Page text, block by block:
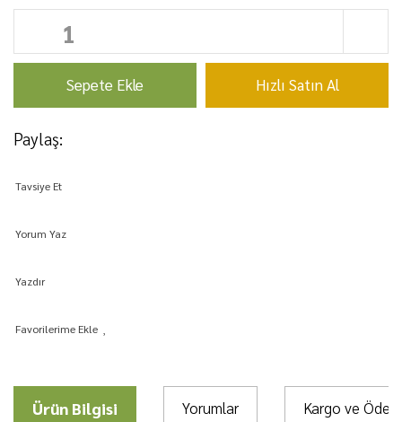
Sepete Ekle Hızlı Satın Al
Paylaş:
Tavsiye Et
Yorum Yaz
Yazdır
Ürün Bilgisi Yorumlar Kargo ve